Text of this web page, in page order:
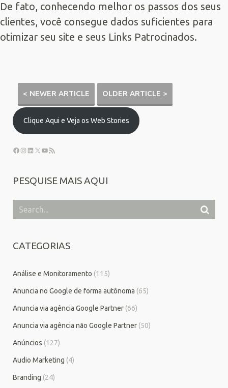
De fato, conhecendo melhor os passos dos seus
clientes, você consegue dados suficientes para
otimizar seu site e seus Links Patrocinados.
< NEWER ARTICLE OLDER ARTICLE >
Clique Aqui e Veja os Web Stories
PESQUISE MAIS AQUI
CATEGORIAS
Análise e Monitoramento (115)
Anuncia no Google de forma autônoma (65)
Anuncia via agência Google Partner (66)
Anuncia via agência não Google Partner (50)
Anúncios (127)
Audio Marketing (4)
Branding (24)